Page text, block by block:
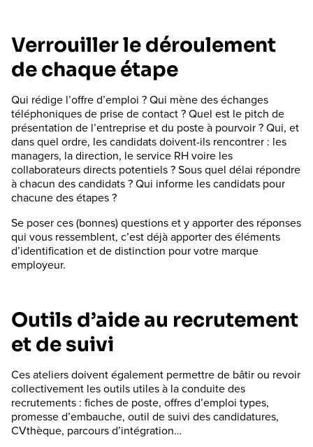
Verrouiller le déroulement
de chaque étape
Qui rédige l’offre d’emploi ? Qui mène des échanges
téléphoniques de prise de contact ? Quel est le pitch de
présentation de l’entreprise et du poste à pourvoir ? Qui, et
dans quel ordre, les candidats doivent-ils rencontrer : les
managers, la direction, le service RH voire les
collaborateurs directs potentiels ? Sous quel délai répondre
à chacun des candidats ? Qui informe les candidats pour
chacune des étapes ?
Se poser ces (bonnes) questions et y apporter des réponses
qui vous ressemblent, c’est déjà apporter des éléments
d’identification et de distinction pour votre marque
employeur.
Outils d’aide au recrutement
et de suivi
Ces ateliers doivent également permettre de bâtir ou revoir
collectivement les outils utiles à la conduite des
recrutements : fiches de poste, offres d’emploi types,
promesse d’embauche, outil de suivi des candidatures,
CVthèque, parcours d’intégration…